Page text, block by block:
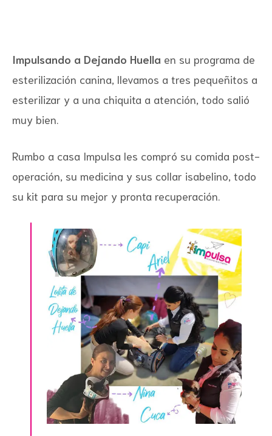
Impulsando a Dejando Huella en su programa de
esterilización canina, llevamos a tres pequeñitos a
esterilizar y a una chiquita a atención, todo salió
muy bien.
Rumbo a casa Impulsa les compró su comida post-
operación, su medicina y sus collar isabelino, todo
su kit para su mejor y pronta recuperación.